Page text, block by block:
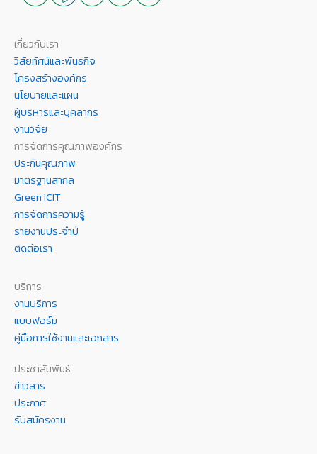
เกี่ยวกับเรา
วิสัยทัศน์และพันธกิจ
โครงสร้างองค์กร
นโยบายและแผน
ผู้บริหารและบุคลากร
งานวิจัย
การจัดการคุณภาพองค์กร
ประกันคุณภาพ
มาตรฐานสากล
Green ICIT
การจัดการความรู้
รายงานประจำปี
ติดต่อเรา
บริการ
งานบริการ
แบบฟอร์ม
คู่มือการใช้งานและเอกสาร
ประชาสัมพันธ์
ข่าวสาร
ประกาศ
รับสมัครงาน